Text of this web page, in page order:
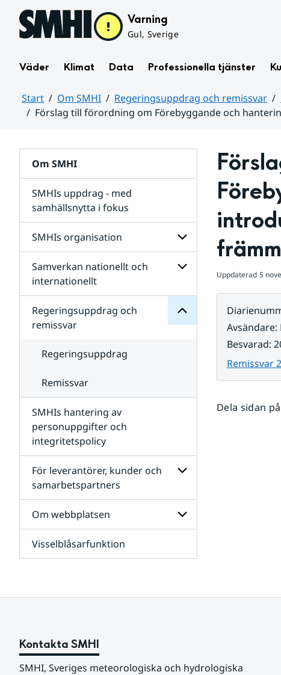
Hoppa till sidans innehåll Varning
Gul, Sverige
Väder Klimat Data Professionella tjänster
Start Om SMHI Regeringsuppdrag och remissvar
Förslag till förordning om Förebyggande och
Om SMHI
SMHIs uppdrag - med
samhällsnytta i fokus
SMHIs organisation
Undersidor
Samverkan nationellt och
internationellt
Undersidor
för
internationellt
Regeringsuppdrag och
remissvar
för
Regeringsuppdrag
remissvar
Regeringsuppdrag
Remissvar
SMHIs hantering av
personuppgifter och
integritetspolicy
För leverantörer, kunder och
samarbetspartners
Undersidor
för
och
Om webbplatsen
för
Visselblåsarfunktion
Uppdaterad 5
Avsändare:
Besvarad:
Remissvar
Dela sidan på
Kontakta SMHI
SMHI, Sveriges meteorologiska och hydrologiska